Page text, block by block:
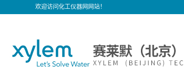
欢迎访问化工仪器网网站！